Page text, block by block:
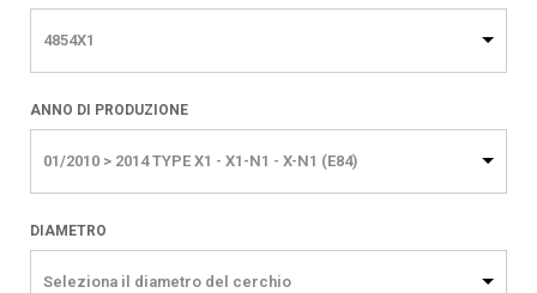
4854X1
ANNO DI PRODUZIONE
01/2010 > 2014 TYPE X1 - X1-N1 - X-N1 (E84)
DIAMETRO
Seleziona il diametro del cerchio